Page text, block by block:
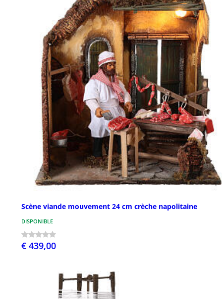
Scène viande mouvement 24 cm crèche napolitaine
DISPONIBLE
€ 439,00